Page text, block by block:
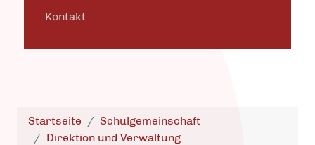
Kontakt
Startseite
Schulgemeinschaft
Direktion und Verwaltung